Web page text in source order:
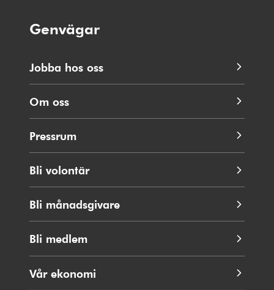
Genvägar
Jobba hos oss
Om oss
Pressrum
Bli volontär
Bli månadsgivare
Bli medlem
Vår ekonomi